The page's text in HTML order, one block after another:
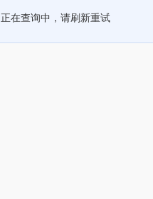
正在查询中，请刷新重试